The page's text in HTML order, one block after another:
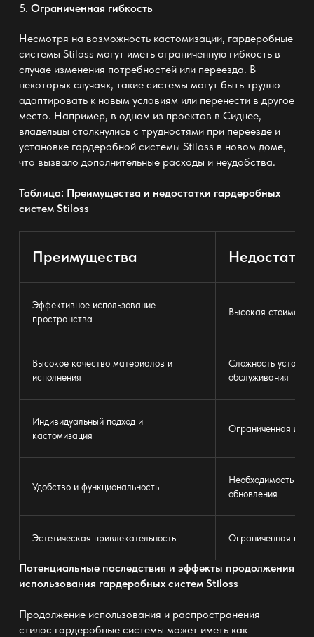
5. Ограниченная гибкость
Несмотря на возможность кастомизации, гардеробные
системы Stiloss могут иметь ограниченную гибкость в
случае изменения потребностей или переезда. В
некоторых случаях, такие системы могут быть трудно
адаптировать к новым условиям или перенести в другое
место. Например, в одном из проектов в Сиднее,
владельцы столкнулись с трудностями при переезде и
установке гардеробной системы Stiloss в новом доме,
что вызвало дополнительные расходы и неудобства.
Таблица: Преимущества и недостатки гардеробных
систем Stiloss
Преимущества Недостатки
Эффективное использование
пространства
Высокая стоимость
Высокое качество материалов и
исполнения
Сложность
обслуживания
Индивидуальный подход и
кастомизация
Ограниченная
Удобство и функциональность
Необходимость
обновления
Эстетическая привлекательность Ограниченная
Потенциальные последствия и эффекты продолжения
использования гардеробных систем Stiloss
Продолжение использования и распространения
стилос гардеробные системы может иметь как